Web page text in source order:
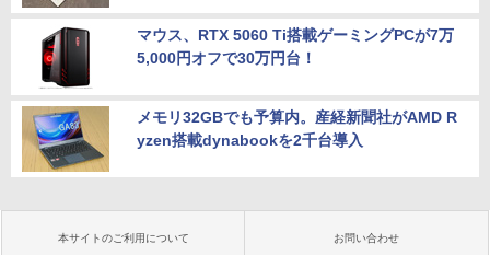
マウス、RTX 5060 Ti搭載ゲーミングPCが7万
5,000円オフで30万円台！
メモリ32GBでも予算内。産経新聞社がAMD R
yzen搭載dynabookを2千台導入
本サイトのご利用について お問い合わせ